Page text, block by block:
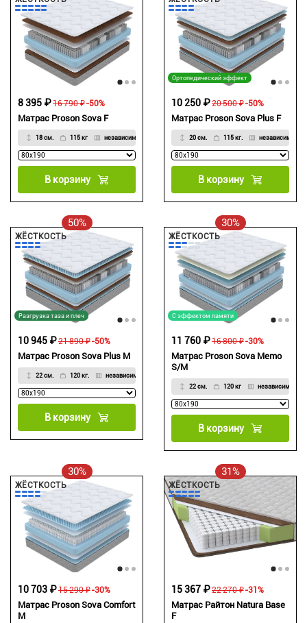
Матрас Proson Sova F
18 см. 115 кг независимый
16 790 ₽
8 395 ₽ -50%
В корзину
Ортопедический эффект
Матрас Proson Sova Plus F
20 см. 115 кг. независимый
20 500 ₽
10 250 ₽ -50%
В корзину
50%
ЖЁСТКОСТЬ
Разгрузка таза и плеч
Матрас Proson Sova Plus M
22 см. 120 кг. независимый
21 890 ₽
10 945 ₽ -50%
В корзину
30%
ЖЁСТКОСТЬ
С эффектом памяти
Матрас Proson Sova Memo
S/M
22 см. 120 кг независимый
16 800 ₽
11 760 ₽ -30%
В корзину
30%
ЖЁСТКОСТЬ
Матрас Proson Sova Comfort
M
15 290 ₽
10 703 ₽ -30%
31%
ЖЁСТКОСТЬ
Матрас Райтон Natura Base
F
22 270 ₽
15 367 ₽ -31%